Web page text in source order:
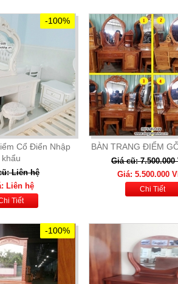
-100%
Cổ Điển Nhập
khẩu
Liên hệ
Liên hệ
Tiết
BÀN TRANG ĐIỂM
Giá cũ: 7.500.000
Giá: 5.500.000
Chi Tiết
-100%